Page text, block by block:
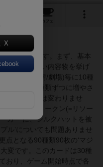
カフェ
』の拡張です。まず、基本
も問題の無い内容物を挙げ
町/市場/工房/劇場)毎に10種
カードが12種類ずつに増やさ
ても難易度は変わりませ
い‘かけら’トークン(=リソー
カー’に、シルクハットを被
ル’についても問題ありませ
点となる90種類90枚の‘マジ
変です。このカードは30種
おり、ゲーム開始時点で各
X